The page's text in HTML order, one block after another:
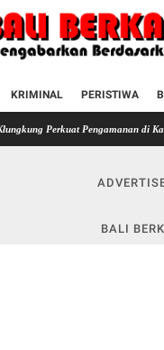
KRIMINAL PERISTIWA
Pengamanan di Kawasan
BALI